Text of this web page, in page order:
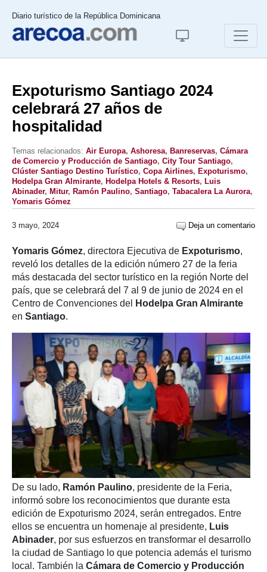
Diario turístico de la República Dominicana
Expoturismo Santiago 2024
celebrará 27 años de
hospitalidad
Temas relacionados: Air Europa, Ashoresa, Banreservas, Cámara
de Comercio y Producción de Santiago, City Tour Santiago,
Clúster Santiago Destino Turístico, Copa Airlines, Expoturismo,
Hodelpa Gran Almirante, Hodelpa Hotels & Resorts, Luis
Abinader, Mitur, Ramón Paulino, Santiago, Tabacalera La Aurora,
Yomaris Gómez
3 mayo, 2024 Deja un comentario
Yomaris Gómez, directora Ejecutiva de Expoturismo,
reveló los detalles de la edición número 27 de la feria
más destacada del sector turístico en la región Norte del
país, que se celebrará del 7 al 9 de junio de 2024 en el
Centro de Convenciones del
Hodelpa Gran Almirante
en Santiago.
De su lado, Ramón Paulino, presidente de la Feria,
informó sobre los reconocimientos que durante esta
edición de Expoturismo 2024, serán entregados. Entre
ellos se encuentra un homenaje al presidente, Luis
Abinader, por sus esfuerzos en transformar el desarrollo
la ciudad de Santiago lo que potencia además el turismo
local. También la Cámara de Comercio y Producción